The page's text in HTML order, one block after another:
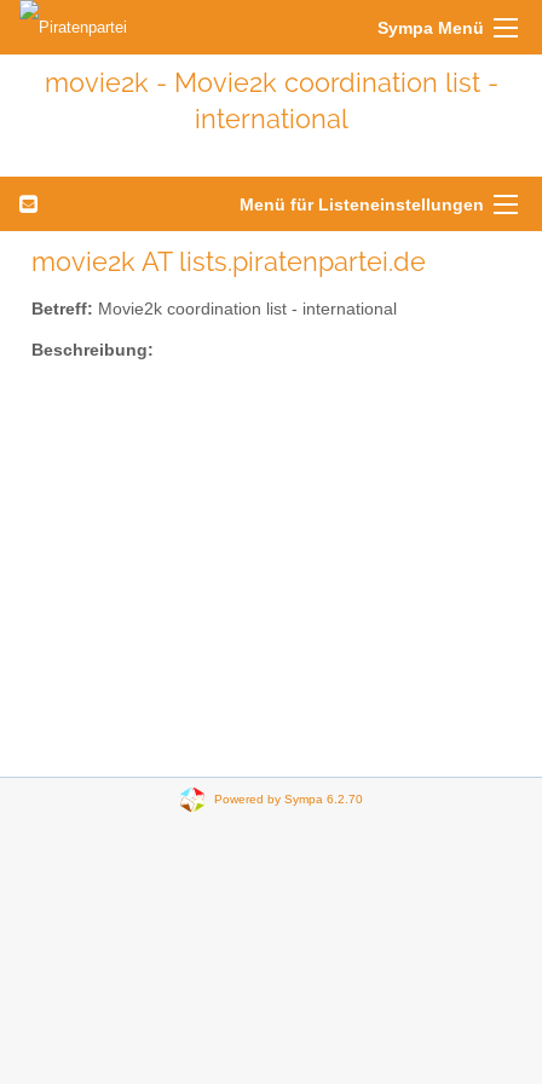
Sympa Menü
movie2k - Movie2k coordination list -
international
Menü für Listeneinstellungen
movie2k AT lists.piratenpartei.de
Betreff: Movie2k coordination list - international
Beschreibung:
Powered by Sympa 6.2.70